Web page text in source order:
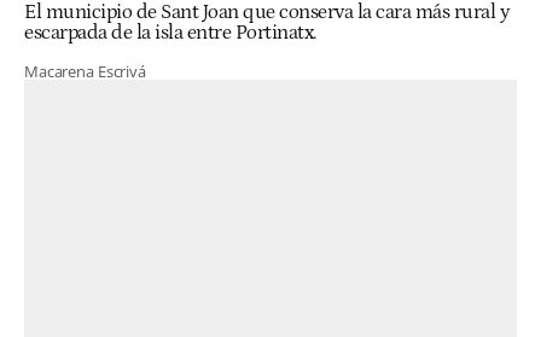
El municipio de Sant Joan que conserva la cara más rural y
escarpada de la isla entre Portinatx.
Macarena Escrivá